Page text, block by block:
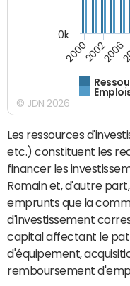
200020022006
0k
© JDN 2026
Les ressources
etc.) constituent les
financer les
Romain et, d'autre
emprunts que la
d'investissement
capital affectant le
d'équipement,
remboursement